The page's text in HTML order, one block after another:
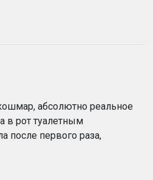
абсолютно реальное
в рот туалетным
после первого раза,